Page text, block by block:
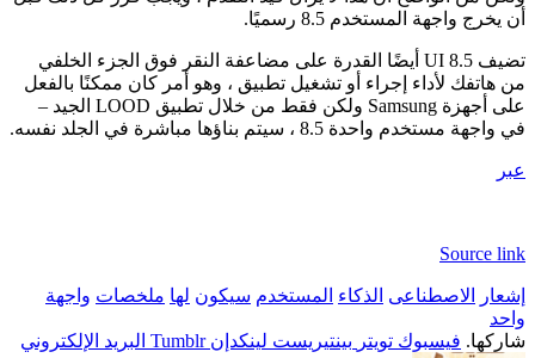
أن يخرج واجهة المستخدم 8.5 رسميًا.
تضيف UI 8.5 أيضًا القدرة على مضاعفة النقر فوق الجزء الخلفي
من هاتفك لأداء إجراء أو تشغيل تطبيق ، وهو أمر كان ممكنًا بالفعل
على أجهزة Samsung ولكن فقط من خلال تطبيق LOOD الجيد –
في واجهة مستخدم واحدة 8.5 ، سيتم بناؤها مباشرة في الجلد نفسه.
عبر
Source link
إشعار الاصطناعى الذكاء المستخدم سيكون لها ملخصات واجهة
واحد
شاركها. فيسبوك تويتر بينتيريست لينكدإن Tumblr البريد الإلكتروني